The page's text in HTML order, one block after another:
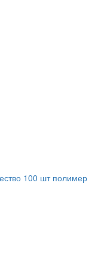
100 шт полимер